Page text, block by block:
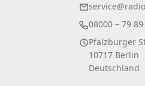
08000 – 79
Pfalzburger
10717 Berlin
Deutschland